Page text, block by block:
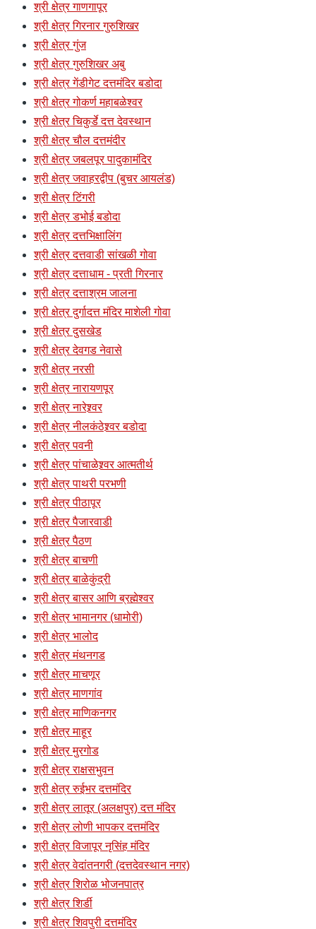
श्री क्षेत्र गाणगापूर
श्री क्षेत्र गिरनार गुरुशिखर
श्री क्षेत्र गुंज
श्री क्षेत्र गुरुशिखर अबु
श्री क्षेत्र गेंडीगेट दत्तमंदिर बडोदा
श्री क्षेत्र गोकर्ण महाबळेश्वर
श्री क्षेत्र चिकुर्डे दत्त देवस्थान
श्री क्षेत्र चौल दत्तमंदीर
श्री क्षेत्र जबलपूर पादुकामंदिर
श्री क्षेत्र जवाहरद्वीप (बुचर आयलंड)
श्री क्षेत्र टिंगरी
श्री क्षेत्र डभोई बडोदा
श्री क्षेत्र दत्तभिक्षालिंग
श्री क्षेत्र दत्तवाडी सांखळी गोवा
श्री क्षेत्र दत्ताधाम - प्रती गिरनार
श्री क्षेत्र दत्ताश्रम जालना
श्री क्षेत्र दुर्गादत्त मंदिर माशेली गोवा
श्री क्षेत्र दुसखेड
श्री क्षेत्र देवगड नेवासे
श्री क्षेत्र नरसी
श्री क्षेत्र नारायणपूर
श्री क्षेत्र नारेश्र्वर
श्री क्षेत्र नीलकंठेश्र्वर बडोदा
श्री क्षेत्र पवनी
श्री क्षेत्र पांचाळेश्र्वर आत्मतीर्थ
श्री क्षेत्र पाथरी परभणी
श्री क्षेत्र पीठापूर
श्री क्षेत्र पैजारवाडी
श्री क्षेत्र पैठण
श्री क्षेत्र बाचणी
श्री क्षेत्र बाळेकुंद्री
श्री क्षेत्र बासर आणि ब्रह्मेश्वर
श्री क्षेत्र भामानगर (धामोरी)
श्री क्षेत्र भालोद
श्री क्षेत्र मंथनगड
श्री क्षेत्र माचणूर
श्री क्षेत्र माणगांव
श्री क्षेत्र माणिकनगर
श्री क्षेत्र माहूर
श्री क्षेत्र मुरगोड
श्री क्षेत्र राक्षसभुवन
श्री क्षेत्र रुईभर दत्तमंदिर
श्री क्षेत्र लातूर (अलक्षपुर) दत्त मंदिर
श्री क्षेत्र लोणी भापकर दत्तमंदिर
श्री क्षेत्र विजापूर नृसिंह मंदिर
श्री क्षेत्र वेदांतनगरी (दत्तदेवस्थान नगर)
श्री क्षेत्र शिरोळ भोजनपात्र
श्री क्षेत्र शिर्डी
श्री क्षेत्र शिवपुरी दत्तमंदिर